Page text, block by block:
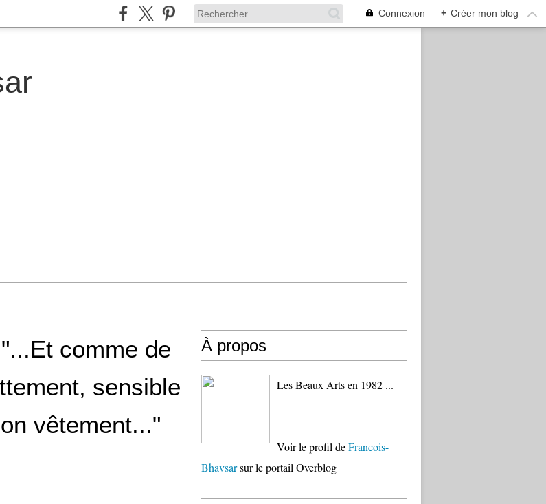
Connexion + Créer mon blog
comme de
sensible
vêtement..."
À propos
Les Beaux Arts en 1982 ...
Voir le profil deFrancois-
Bhavsarsur le portail Overblog